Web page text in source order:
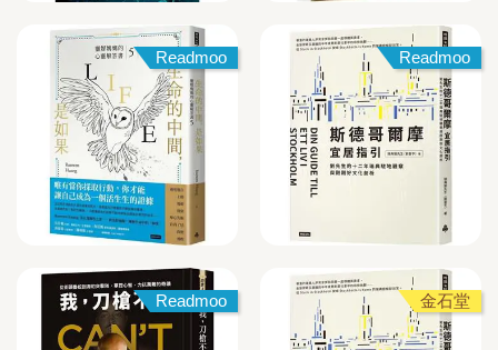
Readmoo Readmoo
Readmoo 金石堂